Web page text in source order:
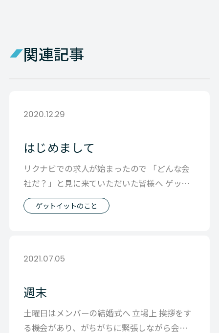
関連記事
2020.12.29
はじめまして
リクナビでの求人が始まったので 「どんな会
社だ？」と見に来ていただいた皆様へ ゲット
イットは採用についてお互いに対等だと
ゲットイットのこと
2021.07.05
週末
土曜日はメンバーの結婚式へ 立場上 挨拶をす
る機会があり、がちがちに緊張しながら会場